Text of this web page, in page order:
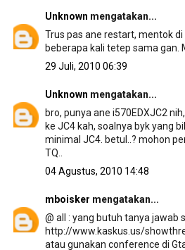
Unknown mengatakan...
Trus pas ane restart, mentok
beberapa kali tetep sama gan.
29 Juli, 2010 06:39
Unknown mengatakan...
bro, punya ane i570EDXJC2
ke JC4 kah, soalnya byk yang
minimal JC4. betul..? mohon
TQ..
04 Agustus, 2010 14:48
mboisker mengatakan...
@ all : yang butuh tanya jawab
http://www.kaskus.us/
atau gunakan conference di